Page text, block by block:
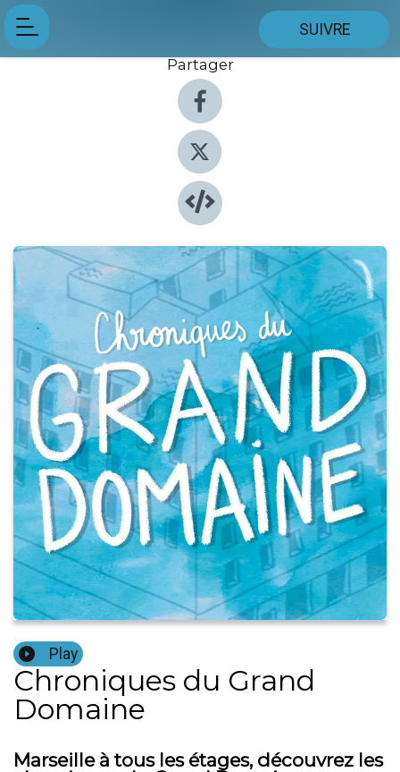
SUIVRE
Partager
Play
Chroniques du Grand
Domaine
Marseille à tous les étages, découvrez les